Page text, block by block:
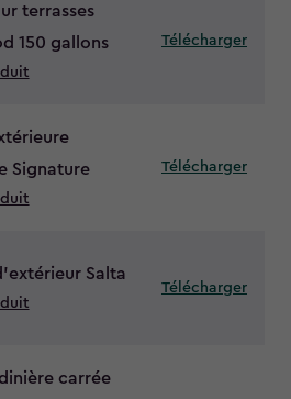
terrasses
150 gallons
Télécharger
Signature
Télécharger
Salta
Télécharger
carrée